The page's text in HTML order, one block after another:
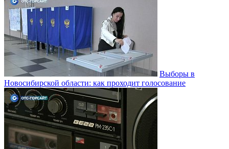
Выборы в
Новосибирской области: как проходит голосование